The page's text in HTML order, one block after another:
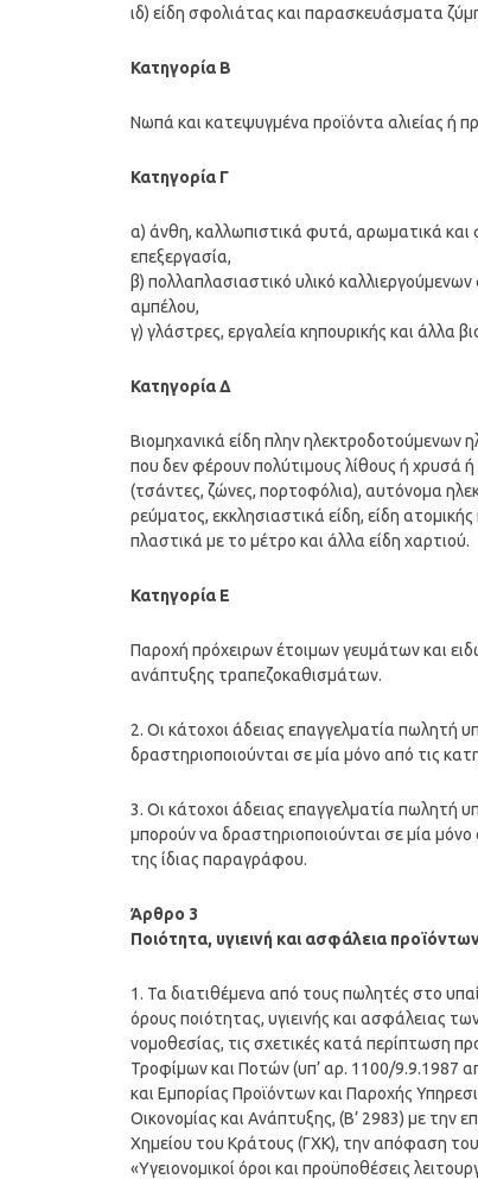
ιδ) είδη σφολιάτας και παρασκευάσματα
Κατηγορία Β
Νωπά και κατεψυγμένα προϊόντα αλιείας ή
Κατηγορία Γ
α) άνθη, καλλωπιστικά φυτά, αρωματικά και
επεξεργασία,
β) πολλαπλασιαστικό υλικό
αμπέλου,
γ) γλάστρες, εργαλεία κηπουρικής και άλλα
Κατηγορία Δ
Βιομηχανικά είδη πλην ηλεκτροδοτούμενων
που δεν φέρουν πολύτιμους λίθους ή χρυσά
(τσάντες, ζώνες, πορτοφόλια), αυτόνομα
ρεύματος, εκκλησιαστικά είδη, είδη
πλαστικά με το μέτρο και άλλα είδη χαρτιού.
Κατηγορία Ε
Παροχή πρόχειρων έτοιμων γευμάτων και
ανάπτυξης τραπεζοκαθισμάτων.
2. Οι κάτοχοι άδειας επαγγελματία πωλητή
δραστηριοποιούνται σε μία μόνο από τις
3. Οι κάτοχοι άδειας επαγγελματία πωλητή
μπορούν να δραστηριοποιούνται σε μία
της ίδιας παραγράφου.
Άρθρο 3
Ποιότητα, υγιεινή και ασφάλεια
1. Τα διατιθέμενα από τους πωλητές στο
όρους ποιότητας, υγιεινής και ασφάλειας
νομοθεσίας, τις σχετικές κατά περίπτωση
Τροφίμων και Ποτών (υπ’ αρ. 1100/9.9.1987
και Εμπορίας Προϊόντων και Παροχής
Οικονομίας και Ανάπτυξης, (Β’ 2983) με την
Χημείου του Κράτους (ΓΧΚ), την απόφαση
«Υγειονομικοί όροι και προϋποθέσεις